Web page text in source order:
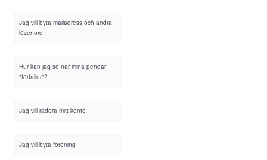
Jag vill byta mailadress och ändra
lösenord
Hur kan jag se när mina pengar
"förfaller"?
Jag vill radera mitt konto
Jag vill byta förening